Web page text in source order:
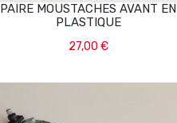
PAIRE MOUSTACHES AVANT EN
PLASTIQUE
27,00 €
Ajouter Au Panier